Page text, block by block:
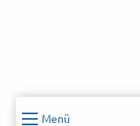
Menü